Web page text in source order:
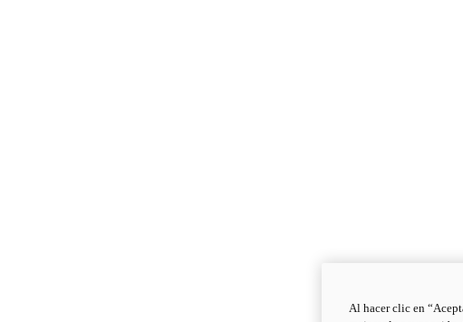
Al hacer clic en